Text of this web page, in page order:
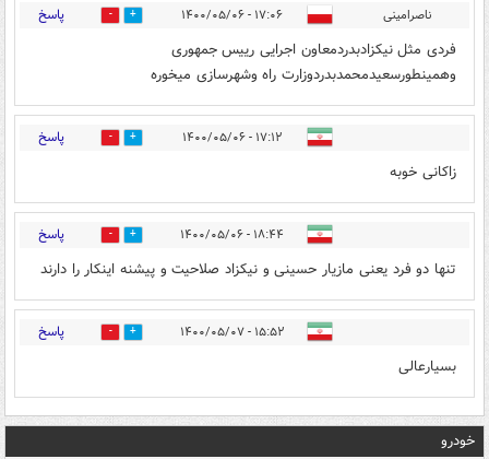
ناصرامینی ۱۷:۰۶ - ۱۴۰۰/۰۵/۰۶ 1 پاسخ
فردی مثل نیکزادبدردمعاون اجرایی رییس جمهوری
وهمینطورسعیدمحمدبدردوزارت راه وشهرسازی میخوره
۱۷:۱۲ - ۱۴۰۰/۰۵/۰۶ 2 پاسخ
زاکانی خوبه
۱۸:۴۴ - ۱۴۰۰/۰۵/۰۶ 0 پاسخ
تنها دو فرد یعنی مازیار حسینی و نیکزاد صلاحیت و پیشنه اینکار را دارند
۱۵:۵۲ - ۱۴۰۰/۰۵/۰۷ 0 پاسخ
بسیارعالی
خودرو